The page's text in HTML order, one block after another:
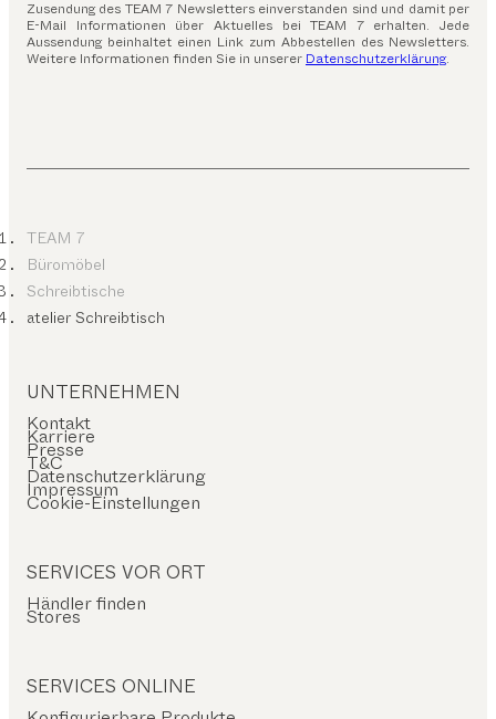
Zusendung des TEAM 7 Newsletters einverstanden sind und damit per
E-Mail Informationen über Aktuelles bei TEAM 7 erhalten. Jede
Aussendung beinhaltet einen Link zum Abbestellen des Newsletters.
Weitere Informationen finden Sie in unserer Datenschutzerklärung.
TEAM 7
Büromöbel
Schreibtische
atelier Schreibtisch
UNTERNEHMEN
Kontakt
Karriere
Presse
T&C
Datenschutzerklärung
Impressum
Cookie-Einstellungen
SERVICES VOR ORT
Händler finden
Stores
SERVICES ONLINE